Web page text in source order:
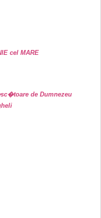
cel MARE
de Dumnezeu